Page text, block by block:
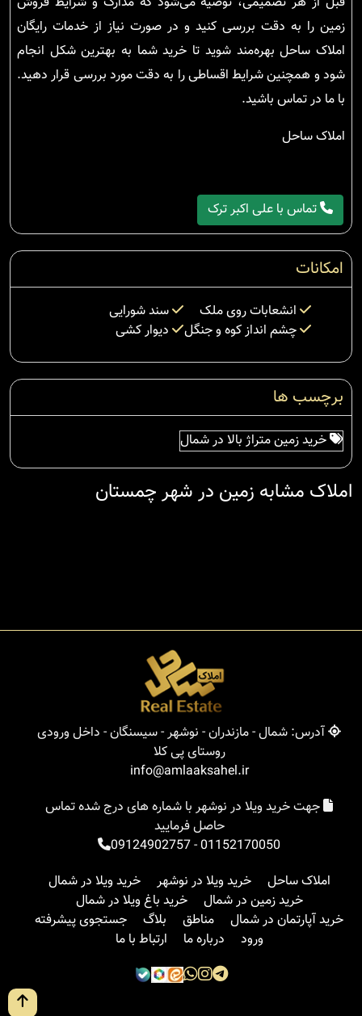
زمین را به دقت بررسی کنید و در صورت نیاز از خدمات رایگان
املاک ساحل بهره‌مند شوید تا خرید شما به بهترین شکل انجام
شود و همچنین شرایط اقساطی را به دقت مورد بررسی قرار دهید.
با ما در تماس باشید.
املاک ساحل
تماس با علی اکبر ترک
امکانات
انشعابات روی ملک
سند شورایی
چشم انداز کوه و جنگل
دیوار کشی
برچسب ها
خرید زمین متراژ بالا در شمال
املاک مشابه زمین در شهر چمستان
آدرس: شمال - مازندران - نوشهر - سیسنگان - داخل ورودی
روستای پی کلا
info@amlaaksahel.ir
جهت خرید ویلا در نوشهر با شماره های درج شده تماس
حاصل فرمایید
01152170050
-
09124902757
املاک ساحل
خرید ویلا در نوشهر
خرید ویلا در شمال
خرید زمین در شمال
خرید باغ ویلا در شمال
خرید آپارتمان در شمال
مناطق بلاگ
جستجوی پیشرفته
ورود
درباره ما ارتباط با ما